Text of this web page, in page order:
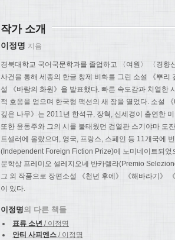
작가 소개
이정명 지음
경북대학교 국어국문학과를 졸업하고 〈여원〉 〈경향
사건을 통해 세종의 한글 창제 비화를 그린 소설 《뿌
설 《바람의 화원》을 발표했다. 빠른 속도감과 치열한
적 호응을 얻으며 한국형 팩션의 새 장을 열었다. 소설
깊은 나무》는 2011년 한석규, 장혁, 신세경이 출연한
또한 윤동주와 그의 시를 불태웠던 검열관 스기야마 도
트셀러에 올랐으며, 영국, 프랑스, 스페인 등 11개국에
(Independent Foreign Fiction Prize)에 노미네이트되
문학상 프레미오 셀레지오네 반카렐라(Premio
그 외 작품으로 장편소설 《천년 후에》 《해바라기》
이 있다.
이정명의 다른 책들
표류 소년 / 이정명
안티 사피엔스 / 이정명